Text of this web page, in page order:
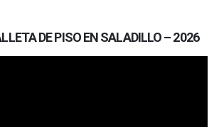
DE PISO EN SALADILLO – 2026